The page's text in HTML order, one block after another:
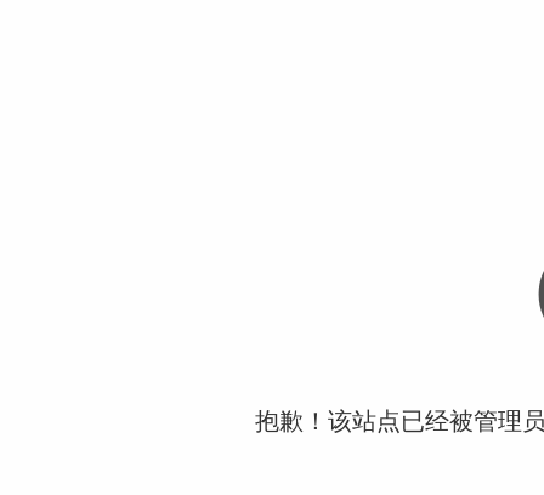
抱歉！该站点已经被管理